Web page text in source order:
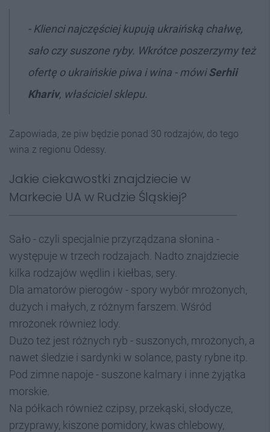
- Klienci najczęściej kupują ukraińską chałwę,
sało czy suszone ryby. Wkrótce poszerzymy też
ofertę o ukraińskie piwa i wina - mówiSerhii
Khariv, właściciel sklepu.
Zapowiada, że piw będzie ponad 30 rodzajów, do tego
wina z regionu Odessy.
Jakie ciekawostki znajdziecie w
Markecie UA w Rudzie Śląskiej?
Sało - czyli specjalnie przyrządzana słonina -
występuje w trzech rodzajach. Nadto znajdziecie
kilka rodzajów wędlin i kiełbas, sery.
Dla amatorów pierogów - spory wybór mrożonych,
dużych i małych, z różnym farszem. Wśród
mrożonek również lody.
Dużo też jest różnych ryb - suszonych, mrożonych, a
nawet śledzie i sardynki w solance, pasty rybne itp.
Pod zimne napoje - suszone kalmary i inne żyjątka
morskie.
Na półkach również czipsy, przekąski, słodycze,
przyprawy, kiszone pomidory, kwas chlebowy,